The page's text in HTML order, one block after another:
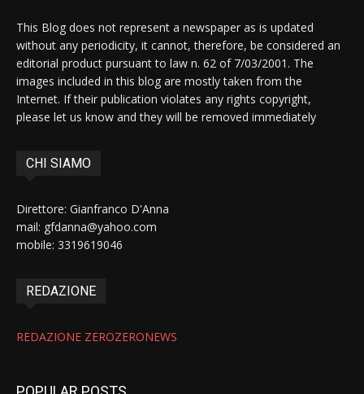
This Blog does not represent a newspaper as is updated
without any periodicity, it cannot, therefore, be considered an
editorial product pursuant to law n. 62 of 7/03/2001. The
images included in this blog are mostly taken from the
Internet. If their publication violates any rights copyright,
please let us know and they will be removed immediately
CHI SIAMO
Direttore: Gianfranco D'Anna
mail: gfdanna@yahoo.com
mobile: 3319619046
REDAZIONE
REDAZIONE ZEROZERONEWS